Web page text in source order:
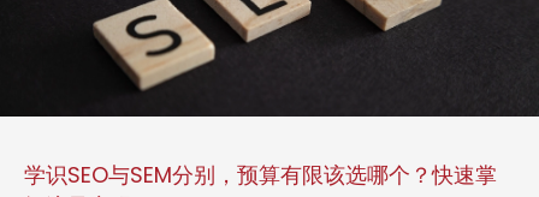
学识SEO与SEM分别，预算有限该选哪个？快速掌